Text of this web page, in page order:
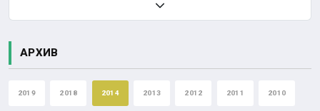
АРХИВ
2019 2018 2014 2013 2012 2011 2010